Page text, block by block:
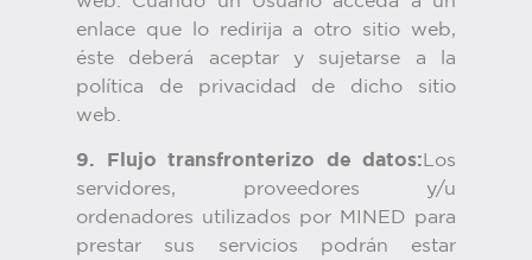
enlace que lo redirija a otro sitio web,
éste deberá aceptar y sujetarse a la
política de privacidad de dicho sitio
web.
9. Flujo transfronterizo de datos: Los
servidores, proveedores y/u
ordenadores utilizados por MINED para
prestar sus servicios podrán estar